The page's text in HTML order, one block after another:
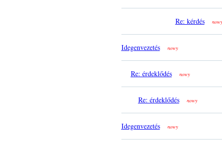
Re: kérdés nowy
Idegenvezetés nowy
Re: érdeklődés nowy
Re: érdeklődés nowy
Idegenvezetés nowy